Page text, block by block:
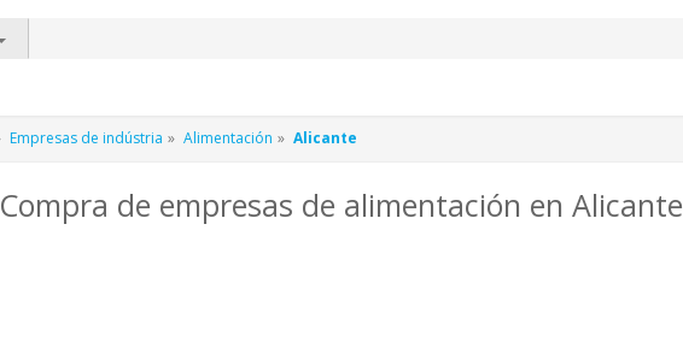
Empresas de indústria Alimentación Alicante
Compra de empresas de alimentación en Alicante